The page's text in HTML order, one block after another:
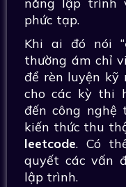
phức tạp.
Khi ai đó nói “
thường ám chỉ
để rèn luyện kỹ
cho các kỳ thi
đến công nghệ
kiến thức thu
leetcode. Có
quyết các vấn
lập trình.